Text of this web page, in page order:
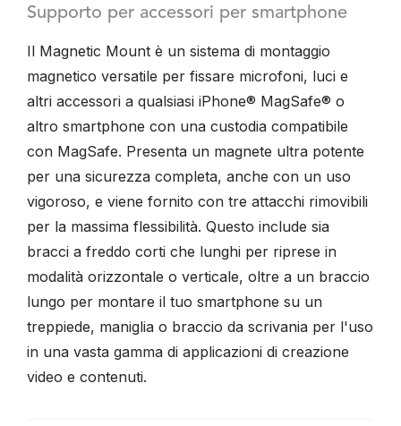
Supporto per accessori per smartphone
Il Magnetic Mount è un sistema di montaggio
magnetico versatile per fissare microfoni, luci e
altri accessori a qualsiasi iPhone® MagSafe® o
altro smartphone con una custodia compatibile
con MagSafe. Presenta un magnete ultra potente
per una sicurezza completa, anche con un uso
vigoroso, e viene fornito con tre attacchi rimovibili
per la massima flessibilità. Questo include sia
bracci a freddo corti che lunghi per riprese in
modalità orizzontale o verticale, oltre a un braccio
lungo per montare il tuo smartphone su un
treppiede, maniglia o braccio da scrivania per l'uso
in una vasta gamma di applicazioni di creazione
video e contenuti.